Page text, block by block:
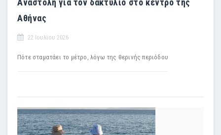
Αναστολή για τον δακτύλιο στο κέντρο της
Αθήνας
22 Ιουλίου 2026
Πότε σταματάει το μέτρο, λόγω της θερινής περιόδου